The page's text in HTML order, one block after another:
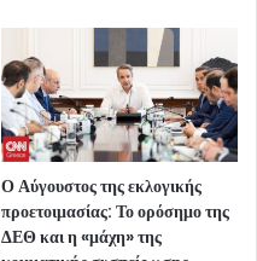
Ο Αύγουστος της εκλογικής
προετοιμασίας: Το ορόσημο της
ΔΕΘ και η «μάχη» της